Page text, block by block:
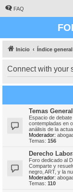
FAQ
Inicio Índice general
Connect with your
Temas
Espacio de
contempladas en
análisis de la
Moderador:
Temas: 156
Derecho
Foro dedicado al
Comparte y
negro, ART, y la
Moderador:
Temas: 110